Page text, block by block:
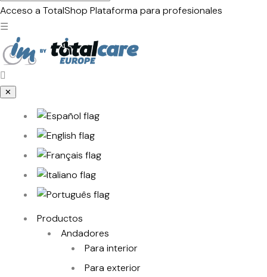
productos
Acceso a TotalShop Plataforma para profesionales
☰
✕
Productos
Andadores
Para interior
Para exterior